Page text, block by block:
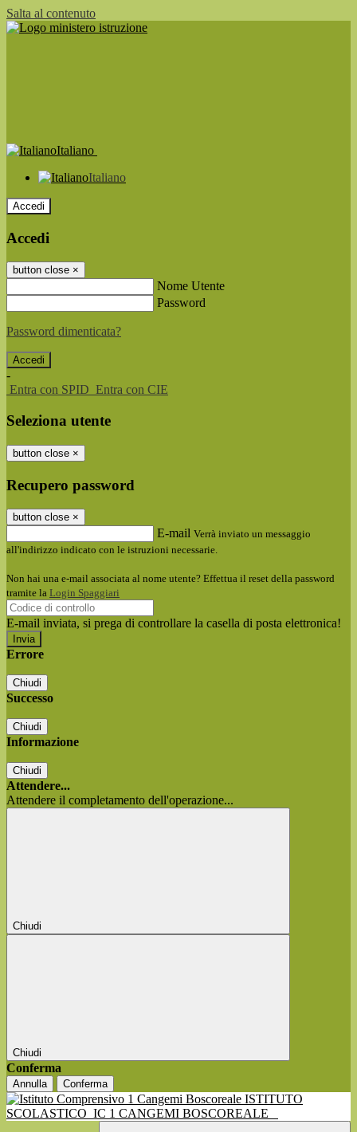
Salta al contenuto
Italiano
Italiano
Accedi
Accedi
button close ×
Nome Utente
Password
Password dimenticata?
-
Entra con SPID Entra con CIE
Seleziona utente
button close ×
Recupero password
button close ×
E-mail Verrà inviato un messaggio
all'indirizzo indicato con le istruzioni necessarie.
Non hai una e-mail associata al nome utente? Effettua il reset della password
tramite la Login Spaggiari
E-mail inviata, si prega di controllare la casella di posta elettronica!
Errore
Chiudi
Successo
Chiudi
Informazione
Chiudi
Attendere...
Attendere il completamento dell'operazione...
Chiudi
Chiudi
Conferma
Annulla Conferma
ISTITUTO
SCOLASTICO IC 1 CANGEMI BOSCOREALE